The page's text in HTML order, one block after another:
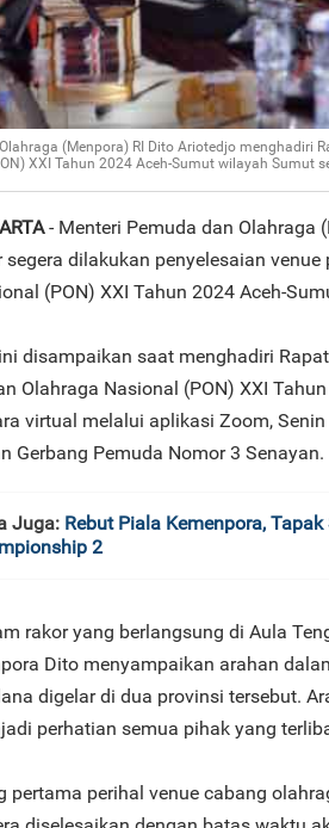
(Menpora) RI Dito Ariotedjo menghadiri
XXI Tahun 2024 Aceh-Sumut wilayah Sumut
- Menteri Pemuda dan Olahraga
segera dilakukan penyelesaian
(PON) XXI Tahun 2024 Aceh-
disampaikan saat menghadiri
Olahraga Nasional (PON) XXI
virtual melalui aplikasi Zoom,
Gerbang Pemuda Nomor 3 Senayan.
Juga: Rebut Piala Kemenpora,
2
rakor yang berlangsung di Aula
Dito menyampaikan arahan
digelar di dua provinsi tersebut.
perhatian semua pihak yang
pertama perihal venue cabang